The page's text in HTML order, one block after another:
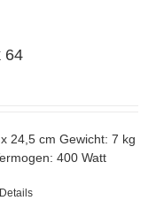
64
24,5 cm Gewicht: 7 kg
400 Watt
Details